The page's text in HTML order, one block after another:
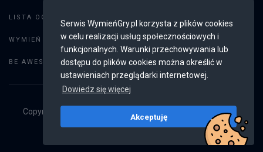
Serwis WymieńGry.pl korzysta z plików cookies
w celu realizacji usług społecznościowych i
funkcjonalnych. Warunki przechowywania lub
dostępu do plików cookies można określić w
ustawieniach przeglądarki internetowej.
Dowiedz się więcej
Akceptuję
LISTA OGŁOSZEŃ:
WYMIEŃ GRY: Dodaj ogłoszenie
BE AWESOME: Weryfikacja konta
Copyright © 2019 - 2026
Wszystkie prawa
v2.8.3